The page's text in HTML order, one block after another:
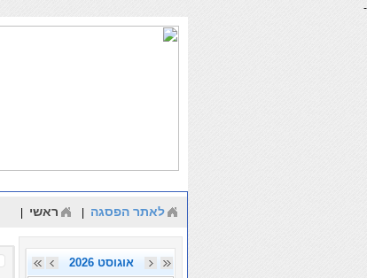
-
לאתר הפסגה ראשי
אוגוסט 2026